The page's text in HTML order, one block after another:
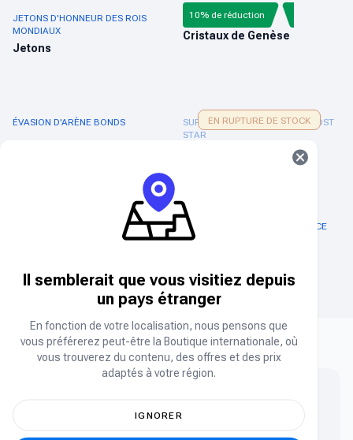
JETONS D'HONNEUR DES ROIS
MONDIAUX
Jetons
GENSHIN IMPACT
Cristaux de Genèse
10% de réduction
ÉVASION D'ARÈNE BONDS
SURVIE EN PLEIN BLIZZARD FROST
STAR
EN RUPTURE DE STOCK
AMOUR ET RECHARGE D'ESPACE
PROFOND
Vous ne trouvez pas ce que vous cherchez ?
Vous ne trouvez pas le produit que vous cherchez ?
Il semblerait que vous visitiez depuis
un pays étranger
En fonction de votre localisation, nous pensons que
vous préférerez peut-être la Boutique internationale, où
vous trouverez du contenu, des offres et des prix
adaptés à votre région.
IGNORER